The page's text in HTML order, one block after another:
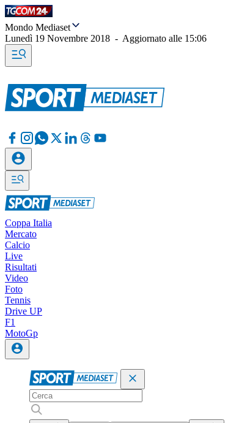
Mondo Mediaset
Lunedì 19 Novembre 2018 - Aggiornato alle 15:06
Coppa Italia
Mercato
Calcio
Live
Risultati
Video
Foto
Tennis
Drive UP
F1
MotoGp